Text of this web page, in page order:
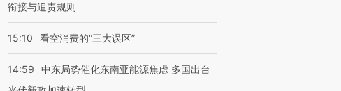
衔接与追责规则
15:10 看空消费的“三大误区”
14:59
中东局势催化东南亚能源焦虑 多国出台